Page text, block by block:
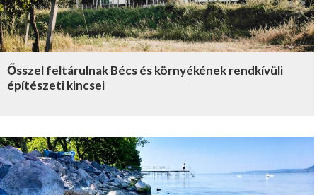
Ősszel feltárulnak Bécs és környékének rendkívüli
építészeti kincsei